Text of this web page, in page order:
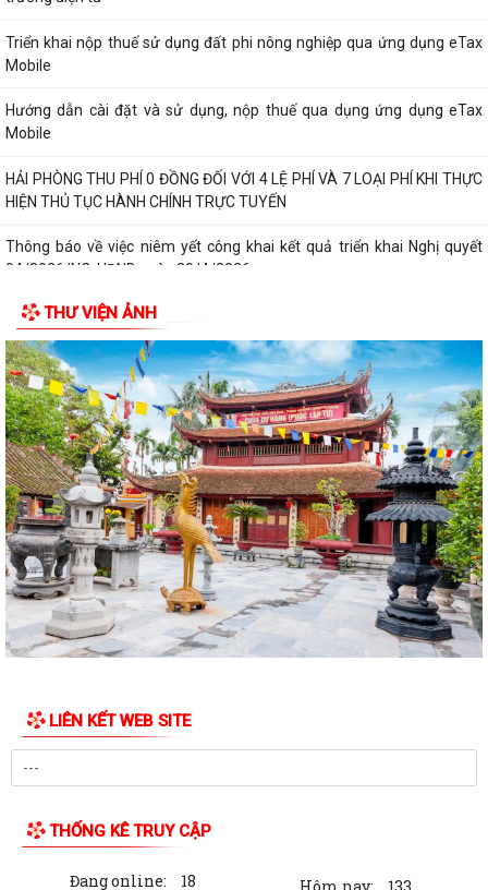
sách những phụ nữ sinh con thứ hai trước...
PHƯỜNG KINH MÔN TUYÊN TRUYỀN, HƯỚNG DẪN NGƯỜI DÂN
PHƯỜNG KINH MÔN TRIỂN KHAI KẾ HOẠCH THU THUẾ SỬ DỤNG ĐẤT
Vòng chung kết Hội thi lực lượng tham gia bảo vệ an ninh trật tự ở cơ
sở giỏi toàn quốc sẽ diễn ra...
NGHỊ QUYẾT SỐ 27 NGÀY 28/7/2026 của HĐND THÀNH PHỐ Quy định
NGHỊ QUYẾT QUY ĐỊNH CHÍNH SÁCH HỖ TRỢ ĐỐI VỚI CÔNG CHỨC,
VIÊN CHỨC LÀM VIỆC TẠI BỘ PHẬN MỘT CỬA CÁC...
QUYẾT ĐỊNH Về việc công bố thủ tục hành chính nội bộ mới ban hành
thuộc phạm vi chức năng quản lý...
QUYẾT ĐỊNH Về việc công bố danh mục thủ tục hành chính được sửa
đổi, bổ sung, bị bãi bỏ thuộc phạm...
Nghị quyết số 07/2026/NQ-HĐND ngày 23/6/2026 của HĐND thành
phố về quy định chế độ quà tặng của...
Quyết đinh Về việc thu hồi Giấy chứng nhận quyền sử dụng đất đã cấp
cho bà Hoàng Thị Mây và bà...
Quý III và IV/2026, Hải Phòng phấn đấu tăng trưởng GRDP trên 14%
Chỉ thị số 06-CT/TW của Bộ Chính trị về tăng cường sự lãnh đạo của
Bế giảng lớp bồi dưỡng lý luận chính trị dành cho đảng viên mới khóa III
năm 2026
THƯ VIỆN ẢNH
LIÊN KẾT WEB SITE
THỐNG KÊ TRUY CẬP
Đang online: 18